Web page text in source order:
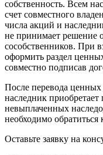
собственность. Всем
счет совместного
числа акций и
не принимает решение
сособственников. При
оформить раздел
совместно подписав
После перевода ценных
наследник
невыплаченных
необходимо обратиться
Оставьте заявку на